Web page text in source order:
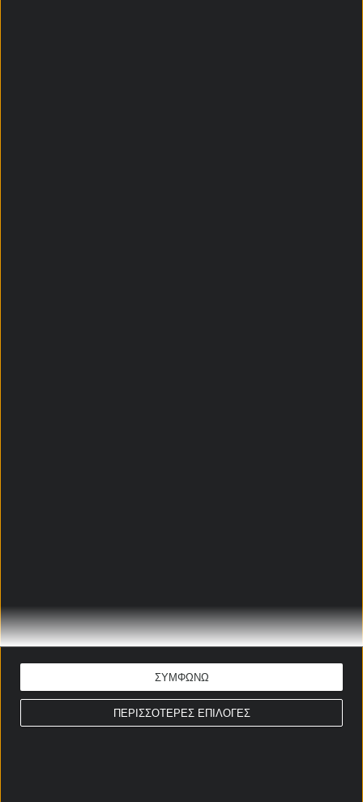
ΠΕΡΙΣΣΟΤΕΡΕΣ ΕΠΙΛΟΓΕΣ
ΣΥΜΦΩΝΩ
Οι «Elite Confounders»: 4
Υπερδυνάμεις έτοιμες να
ρίξουν τα Μεγαθήρια από τον
Θρόνο!
09/06/2026